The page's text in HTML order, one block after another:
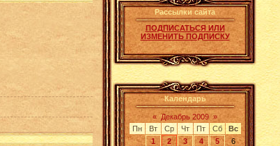
Рассылки сайта
ПОДПИСАТЬСЯ ИЛИ
ИЗМЕНИТЬ ПОДПИСКУ
Календарь
« Декабрь 2009 »
Пн
Вт Ср Чт Пт Сб
Вс
1
2 3 4 5
6